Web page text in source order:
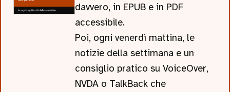
davvero, in EPUB e in PDF
accessibile.
Poi, ogni venerdì mattina, le
notizie della settimana e un
consiglio pratico su VoiceOver,
NVDA o TalkBack che